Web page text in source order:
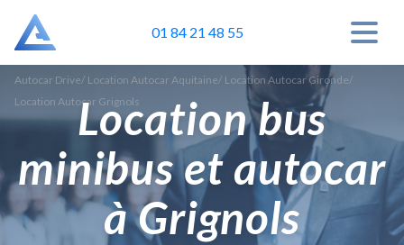
01 84 21 48 55
Autocar Drive/ Location Autocar Aquitaine/ Location Autocar Gironde/
Location Autocar GrignolsLocation bus
minibus et autocar
à Grignols